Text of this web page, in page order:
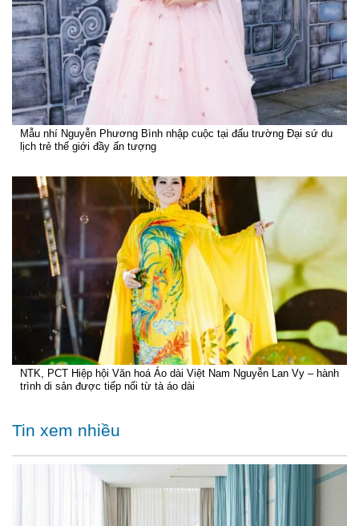
Mẫu nhí Nguyễn Phương Bình nhập cuộc tại đấu trường Đại sứ du
lịch trẻ thế giới đầy ấn tượng
NTK, PCT Hiệp hội Văn hoá Áo dài Việt Nam Nguyễn Lan Vy – hành
trình di sản được tiếp nối từ tà áo dài
Tin xem nhiều